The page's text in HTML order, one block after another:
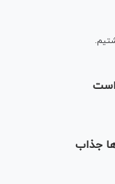
است
جذاب